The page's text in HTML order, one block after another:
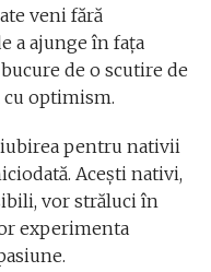
veni fără
a ajunge în fața
de o scutire de
optimism.
pentru nativii
Acești nativi,
vor străluci în
experimenta